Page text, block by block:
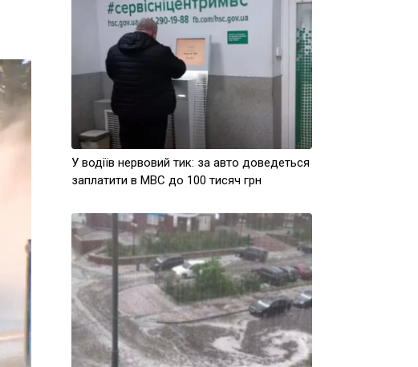
У водіїв нервовий тик: за авто доведеться
заплатити в МВС до 100 тисяч грн